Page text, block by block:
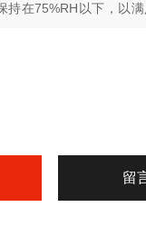
持在75%RH以下，以
留